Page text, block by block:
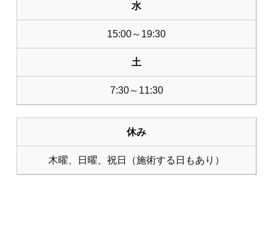
水
15:00～19:30
土
7:30～11:30
休み
木曜、日曜、祝日（施術する日もあり）